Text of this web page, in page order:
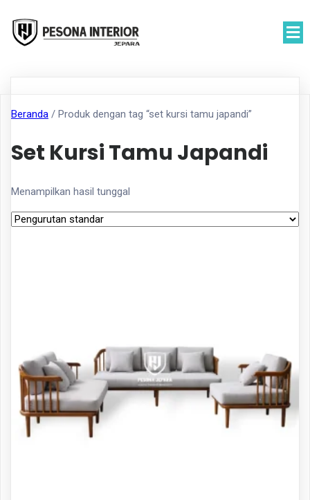
Beranda / Produk dengan tag “set kursi tamu japandi”
Set Kursi Tamu Japandi
Menampilkan hasil tunggal